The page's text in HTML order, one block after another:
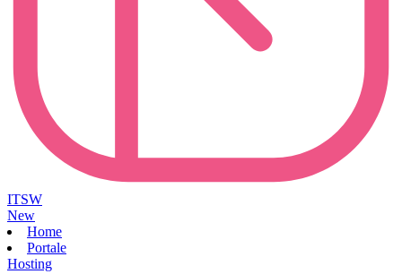
ITSW
New
Home
Portale
Hosting